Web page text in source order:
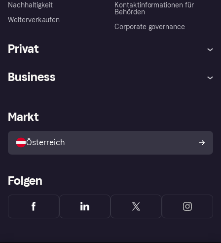
Nachhaltigkeit
Weiterverkaufen
Kontaktinformationen für
Behörden
Corporate governance
Privat
Shops entdecken
Business
Händlerportal
Markt
Österreich
Folgen